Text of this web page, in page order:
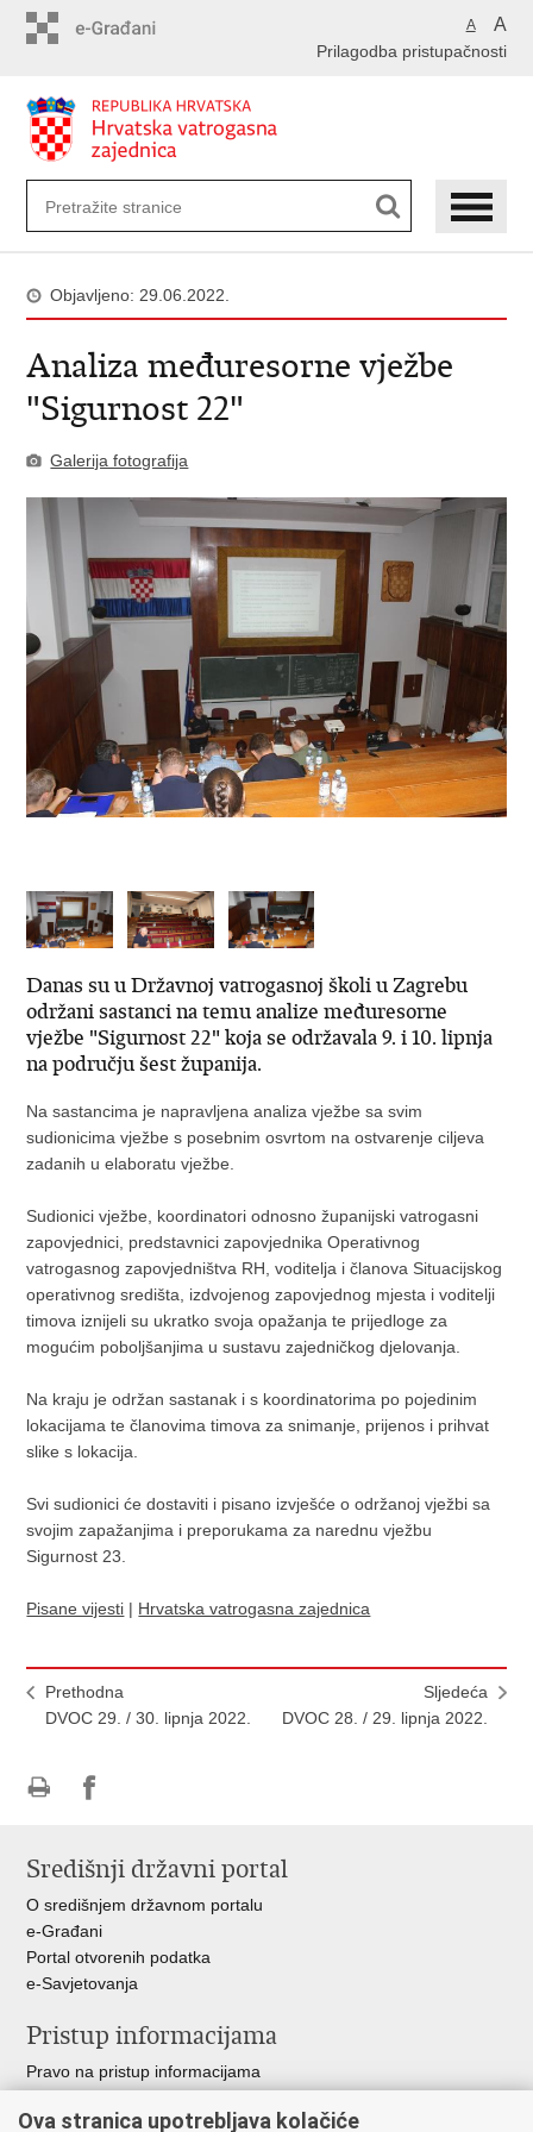
A A
Prilagodba pristupačnosti
Objavljeno: 29.06.2022.
Analiza međuresorne vježbe
"Sigurnost 22"
Galerija fotografija
Danas su u Državnoj vatrogasnoj školi u Zagrebu
održani sastanci na temu analize međuresorne
vježbe "Sigurnost 22" koja se održavala 9. i 10. lipnja
na području šest županija.
Na sastancima je napravljena analiza vježbe sa svim
sudionicima vježbe s posebnim osvrtom na ostvarenje ciljeva
zadanih u elaboratu vježbe.
Sudionici vježbe, koordinatori odnosno županijski vatrogasni
zapovjednici, predstavnici zapovjednika Operativnog
vatrogasnog zapovjedništva RH, voditelja i članova Situacijskog
operativnog središta, izdvojenog zapovjednog mjesta i voditelji
timova iznijeli su ukratko svoja opažanja te prijedloge za
mogućim poboljšanjima u sustavu zajedničkog djelovanja.
Na kraju je održan sastanak i s koordinatorima po pojedinim
lokacijama te članovima timova za snimanje, prijenos i prihvat
slike s lokacija.
Svi sudionici će dostaviti i pisano izvješće o održanoj vježbi sa
svojim zapažanjima i preporukama za narednu vježbu
Sigurnost 23.
Pisane vijesti | Hrvatska vatrogasna zajednica
Prethodna
DVOC 29. / 30. lipnja 2022.
Sljedeća
DVOC 28. / 29. lipnja 2022.
Facebooku
Središnji državni portal
O središnjem državnom portalu
e-Građani
Portal otvorenih podatka
e-Savjetovanja
Pristup informacijama
Pravo na pristup informacijama
Pozivi za žurnu pomoć
Ova stranica upotrebljava kolačiće